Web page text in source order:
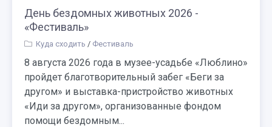
День бездомных животных 2026 -
«Фестиваль»
Куда сходить / Фестиваль
8 августа 2026 года в музее-усадьбе «Люблино»
пройдет благотворительный забег «Беги за
другом» и выставка-пристройство животных
«Иди за другом», организованные фондом
помощи бездомным...